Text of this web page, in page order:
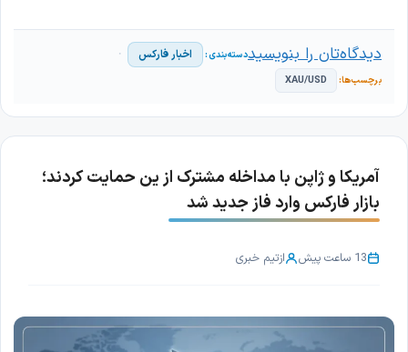
اخبار فارکس
XAU/USD
دیدگاه‌تان را بنویسید
آمریکا و ژاپن با مداخله مشترک از ین حمایت کردند؛
بازار فارکس وارد فاز جدید شد
13 ساعت پیش ازتیم خبری